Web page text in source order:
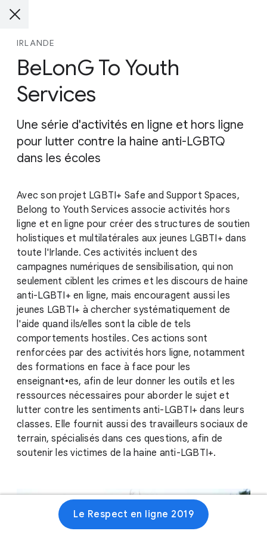
IRLANDE
BeLonG To Youth
Services
Une série d'activités en ligne et hors ligne
pour lutter contre la haine anti-LGBTQ
dans les écoles
Avec son projet LGBTI+ Safe and Support Spaces,
Belong to Youth Services associe activités hors
ligne et en ligne pour créer des structures de soutien
holistiques et multilatérales aux jeunes LGBTI+ dans
toute l'Irlande. Ces activités incluent des
campagnes numériques de sensibilisation, qui non
seulement ciblent les crimes et les discours de haine
anti-LGBTI+ en ligne, mais encouragent aussi les
jeunes LGBTI+ à chercher systématiquement de
l'aide quand ils/elles sont la cible de tels
comportements hostiles. Ces actions sont
renforcées par des activités hors ligne, notamment
des formations en face à face pour les
enseignant•es, afin de leur donner les outils et les
ressources nécessaires pour aborder le sujet et
lutter contre les sentiments anti-LGBTI+ dans leurs
classes. Elle fournit aussi des travailleurs sociaux de
terrain, spécialisés dans ces questions, afin de
soutenir les victimes de la haine anti-LGBTI+.
Le Respect en ligne 2019